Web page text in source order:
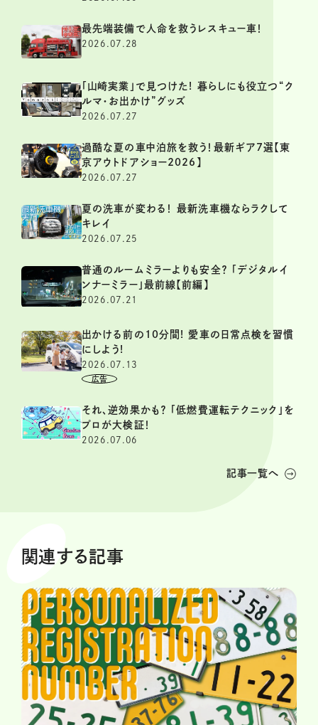
最先端装備で人命を救うレスキュー車！
2026.07.28
「山崎実業」で見つけた! 暮らしにも役立つ“ク
ルマ・お出かけ”グッズ
2026.07.27
過酷な夏の車中泊旅を救う！最新ギア7選【東
京アウトドアショー2026】
2026.07.27
夏の洗車が変わる！ 最新洗車機ならラクして
キレイ
2026.07.25
普通のルームミラーよりも安全？ 「デジタルイ
ンナーミラー」最前線【前編】
2026.07.21
出かける前の10分間! 愛車の日常点検を習慣
にしよう!
2026.07.13
それ、逆効果かも？ 「低燃費運転テクニック」を
プロが大検証！
2026.07.06
記事一覧へ
関連する記事